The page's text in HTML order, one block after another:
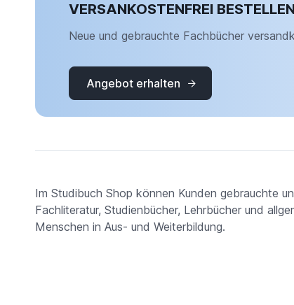
VERSANKOSTENFREI BESTELLEN
Neue und gebrauchte Fachbücher
Angebot erhalten
Im Studibuch Shop können Kunden gebrauchte
Fachliteratur, Studienbücher, Lehrbücher und
Menschen in Aus- und Weiterbildung.